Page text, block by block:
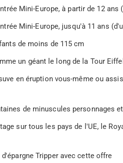
Mini-Europe, à partir de 12 ans
Mini-Europe, jusqu'à 11 ans
de moins de 115 cm
un géant le long de la Tour
en éruption vous-même ou
de minuscules personnages
sur tous les pays de l'UE, le
Tripper avec cette offre